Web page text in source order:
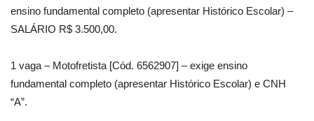
ensino fundamental completo (apresentar Histórico Escolar) –
SALÁRIO R$ 3.500,00.
1 vaga – Motofretista [Cód. 6562907] – exige ensino
fundamental completo (apresentar Histórico Escolar) e CNH
“A”.